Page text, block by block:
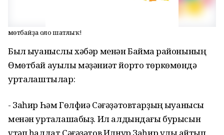
Өмөтбайҙа оло шатлыҡ!
Был ҡыуаныслы хәбәр менән Баймаҡ районының
Өмөтбай ауылы мәҙәниәт йорто төркөмөндә
уртаҡлаштылар:
- Заһир Һәм Гөлфиә Сәғәҙәтовтарҙың ҡыуанысы
менән уртаҡлашабыҙ. Ил алдындағы бурысын